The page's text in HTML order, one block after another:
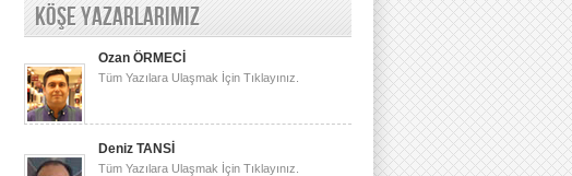
KÖŞE YAZARLARIMIZ
Ozan ÖRMECİ
Tüm Yazılara Ulaşmak İçin Tıklayınız.
Deniz TANSİ
Tüm Yazılara Ulaşmak İçin Tıklayınız.